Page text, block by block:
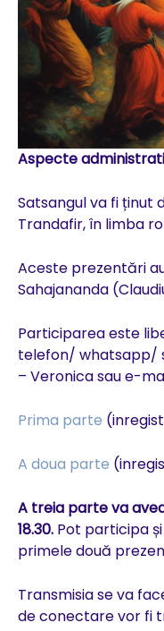
Aspecte
Satsangul va fi ținut
Trandafir, în limba
Aceste prezentări
Sahajananda
Participarea este
telefon/ whatsapp/
– Veronica sau e-
Prima parte
A doua parte
A treia parte va
18.30. Pot participa
primele două
Transmisia se va
de conectare vor fi